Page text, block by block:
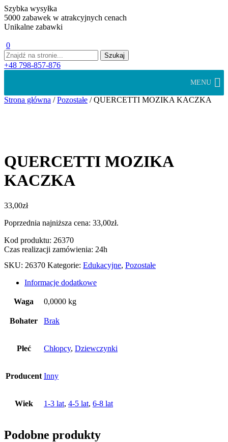
Szybka wysyłka
5000 zabawek w atrakcyjnych cenach
Unikalne zabawki
0
+48 798-857-876
MENU
Strona główna /Pozostałe / QUERCETTI MOZIKA KACZKA
QUERCETTI MOZIKA
KACZKA
33,00zł
Poprzednia najniższa cena: 33,00zł.
Kod produktu: 26370
Czas realizacji zamówienia: 24h
SKU: 26370 Kategorie: Edukacyjne, Pozostałe
Informacje dodatkowe
Waga 0,0000 kg
Bohater Brak
Płeć Chłopcy, Dziewczynki
Producent Inny
Wiek 1-3 lat, 4-5 lat, 6-8 lat
Podobne produkty